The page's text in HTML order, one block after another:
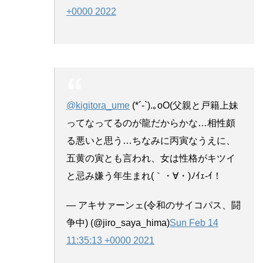
+0000 2022
@kigitora_ume (*´-`).｡oO(父親と戸籍上妹
ってなってるのが龍だからかな…相性頗
る悪いと思う…ちなみに丙寅なうえに、
五黄の寅とも言われ、女は性格がキツイ
と忌み嫌う年生まれ(｀・∀・)ﾉｲｪ-ｲ！
— アキサァーンェ(令和のサイコパス、闘
争中) (@jiro_saya_hima)Sun Feb 14
11:35:13 +0000 2021